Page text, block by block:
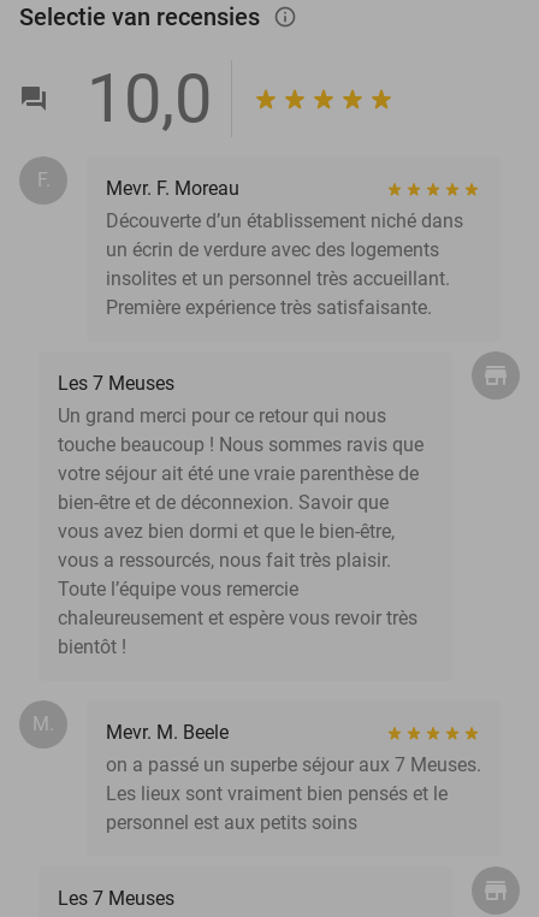
Selectie van recensies info_outlined
10,0
F.
Mevr. F. Moreau
Découverte d’un établissement niché dans
un écrin de verdure avec des logements
insolites et un personnel très accueillant.
Première expérience très satisfaisante.
Les 7 Meuses
Un grand merci pour ce retour qui nous
touche beaucoup ! Nous sommes ravis que
votre séjour ait été une vraie parenthèse de
bien-être et de déconnexion. Savoir que
vous avez bien dormi et que le bien-être,
vous a ressourcés, nous fait très plaisir.
Toute l’équipe vous remercie
chaleureusement et espère vous revoir très
bientôt !
M.
Mevr. M. Beele
on a passé un superbe séjour aux 7 Meuses.
Les lieux sont vraiment bien pensés et le
personnel est aux petits soins
Les 7 Meuses